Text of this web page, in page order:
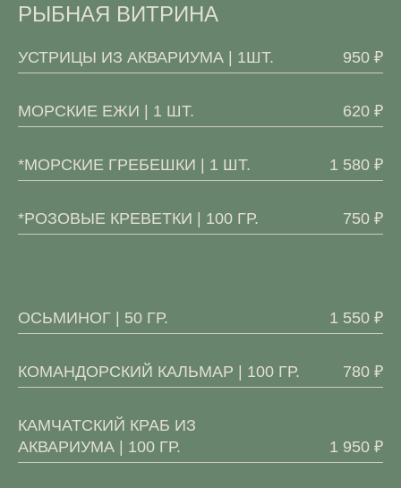
РЫБНАЯ ВИТРИНА
УСТРИЦЫ ИЗ АКВАРИУМА | 1ШТ. 950 ₽
МОРСКИЕ ЕЖИ | 1 ШТ. 620 ₽
*МОРСКИЕ ГРЕБЕШКИ | 1 ШТ. 1 580 ₽
*РОЗОВЫЕ КРЕВЕТКИ | 100 ГР. 750 ₽
ОСЬМИНОГ | 50 ГР. 1 550 ₽
КОМАНДОРСКИЙ КАЛЬМАР | 100 ГР. 780 ₽
КАМЧАТСКИЙ КРАБ ИЗ
АКВАРИУМА | 100 ГР.
1 950 ₽